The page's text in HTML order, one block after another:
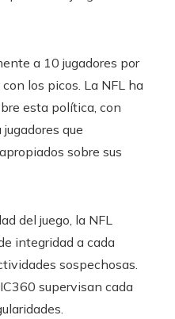
a 10 jugadores por
los picos. La NFL ha
esta política, con
que
sobre sus
del juego, la NFL
integridad a cada
sospechosas.
supervisan cada